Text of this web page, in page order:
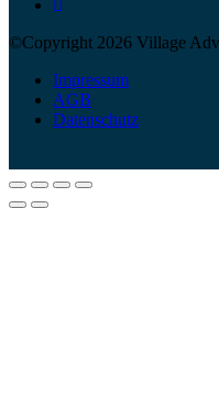
©Copyright 2026 Village
Impressum
AGB
Datenschutz